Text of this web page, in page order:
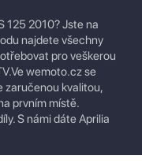
125 2010? Jste na
najdete všechny
pro veškerou
wemoto.cz se
zaručenou kvalitou,
prvním místě.
S námi dáte Aprilia